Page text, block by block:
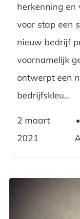
herkenning en
voor stap een
nieuw bedrijf
voornamelijk
ontwerpt een
bedrijfskleu...
2 maart
2021